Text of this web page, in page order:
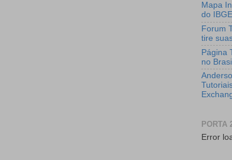
Mapa
do IBGE
Forum
tire
Página
no
PORTA
Error